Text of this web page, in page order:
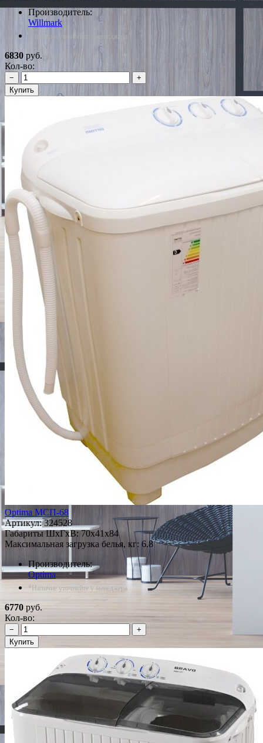
Производитель:
Willmark
*Наличие уточняйте у менеджера
6830 руб.
Кол-во:
−
+
Купить
Optima МСП-68
Артикул:324528
Габариты ШxГxВ: 70x41x84
Максимальная загрузка белья, кг: 6.8
Производитель:
Optima
*Наличие уточняйте у менеджера
6770 руб.
Кол-во:
−
+
Купить